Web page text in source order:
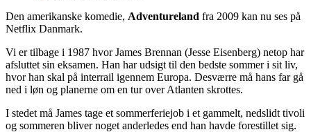
Den amerikanske komedie, Adventureland fra 2009 kan nu ses på
Netflix Danmark.
Vi er tilbage i 1987 hvor James Brennan (Jesse Eisenberg) netop har
afsluttet sin eksamen. Han har udsigt til den bedste sommer i sit liv,
hvor han skal på interrail igennem Europa. Desværre må hans far gå
ned i løn og planerne om en tur over Atlanten skrottes.
I stedet må James tage et sommerferiejob i et gammelt, nedslidt tivoli
og sommeren bliver noget anderledes end han havde forestillet sig.